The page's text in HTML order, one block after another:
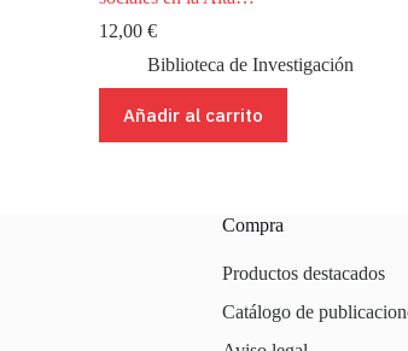
12,00 €
Biblioteca de Investigación
Añadir al carrito
Compra
Productos destacados
Catálogo de